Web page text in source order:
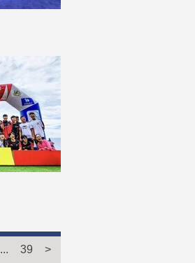
... 39 >